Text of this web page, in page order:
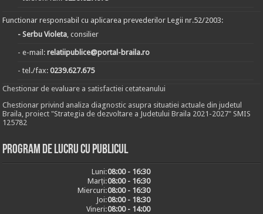
Functionar responsabil cu aplicarea prevederilor Legii nr.52/2003:
- Serbu Violeta, consilier
- e-mail:relatiipublice@portal-braila.ro
- tel./fax:0239.627.675
Chestionar de evaluare a satisfactiei cetateanului
Chestionar privind analiza diagnostic asupra situatiei actuale din judetul
Braila, proiect "Strategia de dezvoltare a Judetului Braila 2021-2027" SMIS
125782
Program de lucru cu publicul
Luni:08:00 - 16:30
Marți:08:00 - 16:30
Miercuri:08:00 - 16:30
Joi:08:00 - 18:30
Vineri:08:00 - 14:00